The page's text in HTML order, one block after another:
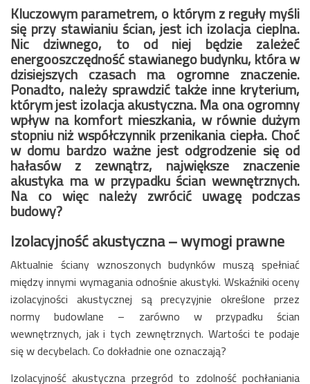
Kluczowym parametrem, o którym z reguły myśli
się przy stawianiu ścian, jest ich izolacja cieplna.
Nic dziwnego, to od niej będzie zależeć
energooszczędność stawianego budynku, która w
dzisiejszych czasach ma ogromne znaczenie.
Ponadto, należy sprawdzić także inne kryterium,
którym jest izolacja akustyczna. Ma ona ogromny
wpływ na komfort mieszkania, w równie dużym
stopniu niż współczynnik przenikania ciepła. Choć
w domu bardzo ważne jest odgrodzenie się od
hałasów z zewnątrz, największe znaczenie
akustyka ma w przypadku ścian wewnętrznych.
Na co więc należy zwrócić uwagę podczas
budowy?
Izolacyjność akustyczna – wymogi prawne
Aktualnie ściany wznoszonych budynków muszą spełniać
między innymi wymagania odnośnie akustyki. Wskaźniki oceny
izolacyjności akustycznej są precyzyjnie określone przez
normy budowlane – zarówno w przypadku ścian
wewnętrznych, jak i tych zewnętrznych. Wartości te podaje
się w decybelach. Co dokładnie one oznaczają?
Izolacyjność akustyczna przegród to zdolność pochłaniania